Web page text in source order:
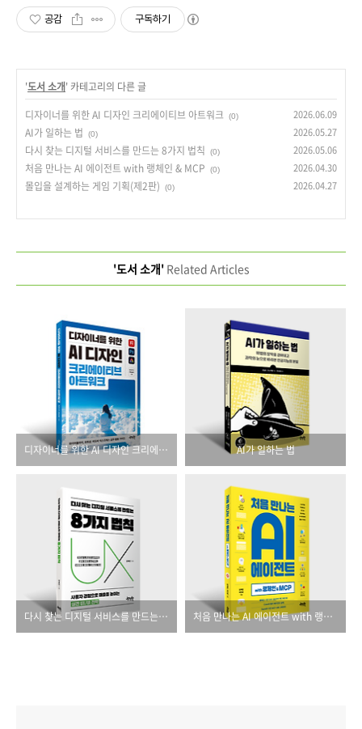
공감 구독하기
'도서 소개' 카테고리의 다른 글
디자이너를 위한 AI 디자인 크리에이티브 아트워크 (0) 2026.06.09
AI가 일하는 법 (0) 2026.05.27
다시 찾는 디지털 서비스를 만드는 8가지 법칙 (0) 2026.05.06
처음 만나는 AI 에이전트 with 랭체인 & MCP (0) 2026.04.30
몰입을 설계하는 게임 기획(제2판) (0) 2026.04.27
'도서 소개'Related Articles
디자이너를 위한 AI 디자인 크리에이티브 아트워크 AI가 일하는 법
다시 찾는 디지털 서비스를 만드는 8가지 법칙 처음 만나는 AI 에이전트 with 랭체인 & MCP